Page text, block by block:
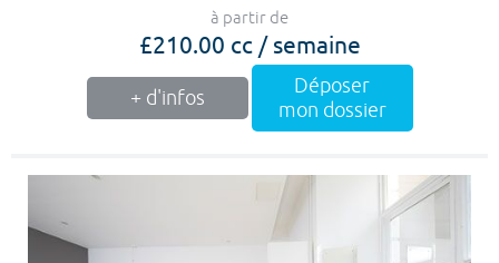
à partir de
£210.00 cc / semaine
+ d'infos
Déposer
mon dossier